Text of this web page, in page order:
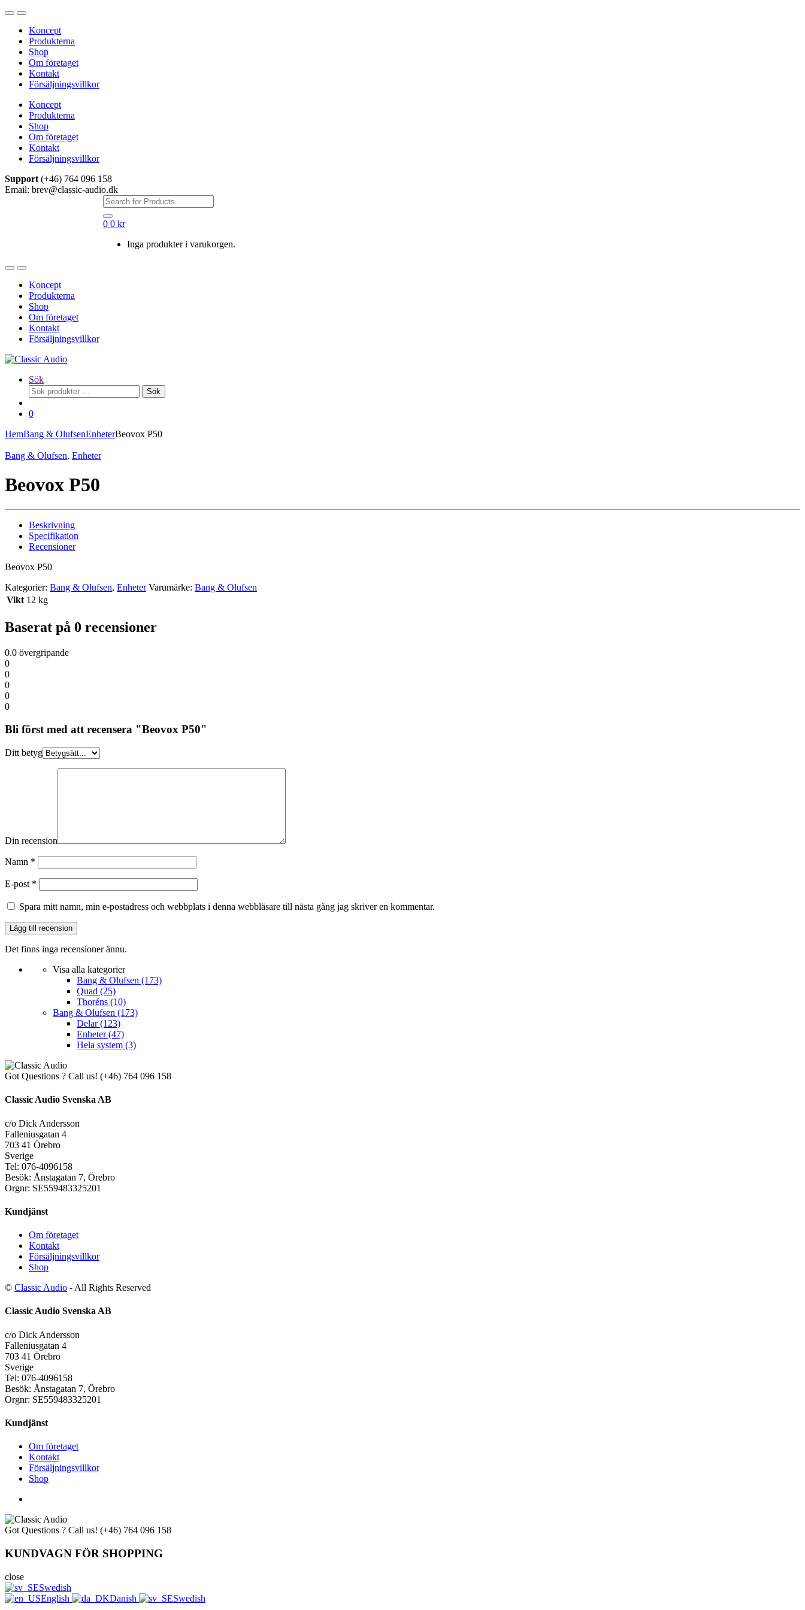
Hoppa
navigering
Hoppa
innehållKoncept
Produkterna
Shop
Om företaget
Kontakt
Försäljningsvillkor
Koncept
Produkterna
Shop
Om företaget
Kontakt
Försäljningsvillkor
Support (+46) 764 096 158
Email: brev@classic-audio.dk
Sök
efter:
0 0 kr
Inga produkter i varukorgen.
Koncept
Produkterna
Shop
Om företaget
Kontakt
Försäljningsvillkor
Sök
Sök
efter:
Sök
0
HemBang & OlufsenEnheterBeovox P50
Bang & Olufsen, Enheter
Beovox P50
Beskrivning
Specifikation
Recensioner
Beovox P50
Kategorier: Bang & Olufsen, Enheter Varumärke: Bang & Olufsen
Vikt 12 kg
Baserat på 0 recensioner
0.0 övergripande
0
0
0
0
0
Bli först med att recensera "Beovox P50"
Ditt betyg
Din recension
Namn *
E-post *
Spara mitt namn, min e-postadress och webbplats i denna webbläsare till nästa gång jag skriver en kommentar.
Det finns inga recensioner ännu.
Visa alla kategorier
Bang & Olufsen (173)
Quad (25)
Thoréns (10)
Bang & Olufsen (173)
Delar(123)
Enheter(47)
Hela system (3)
Got Questions ? Call us! (+46) 764 096 158
Classic Audio Svenska AB
c/o Dick Andersson
Falleniusgatan 4
703 41 Örebro
Sverige
Tel: 076-4096158
Besök: Ånstagatan 7, Örebro
Orgnr: SE559483325201
Kundjänst
Om företaget
Kontakt
Försäljningsvillkor
Shop
© Classic Audio - All Rights Reserved
Classic Audio Svenska AB
c/o Dick Andersson
Falleniusgatan 4
703 41 Örebro
Sverige
Tel: 076-4096158
Besök: Ånstagatan 7, Örebro
Orgnr: SE559483325201
Kundjänst
Om företaget
Kontakt
Försäljningsvillkor
Shop
Got Questions ? Call us! (+46) 764 096 158
KUNDVAGN FÖR SHOPPING
close
Swedish
English
Danish Swedish